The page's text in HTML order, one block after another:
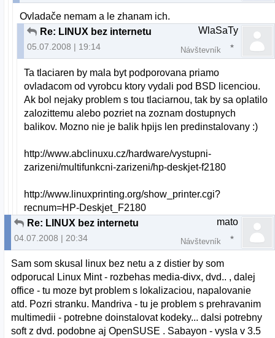
Ovladače nemam a le zhanam ich.
Re: LINUX bez internetu
05.07.2008 | 19:14
WlaSaTy
Návštevník
Ta tlaciaren by mala byt podporovana priamo
ovladacom od vyrobcu ktory vydali pod BSD licenciou.
Ak bol nejaky problem s tou tlaciarnou, tak by sa oplatilo
zalozittemu alebo pozriet na zoznam dostupnych
balikov. Mozno nie je balik hpijs len predinstalovany :)
http://www.abclinuxu.cz/hardware/vystupni-
zarizeni/multifunkcni-zarizeni/hp-deskjet-f2180
http://www.linuxprinting.org/show_printer.cgi?
recnum=HP-Deskjet_F2180
Re: LINUX bez internetu
04.07.2008 | 20:34
mato
Návštevník
Sam som skusal linux bez netu a z distier by som
odporucal Linux Mint - rozbehas media-divx, dvd.. , dalej
office - tu moze byt problem s lokalizaciou, napalovanie
atd. Pozri stranku. Mandriva - tu je problem s prehravanim
multimedii - potrebne doinstalovat kodeky... dalsi potrebny
soft z dvd. podobne aj OpenSUSE . Sabayon - vysla v 3.5